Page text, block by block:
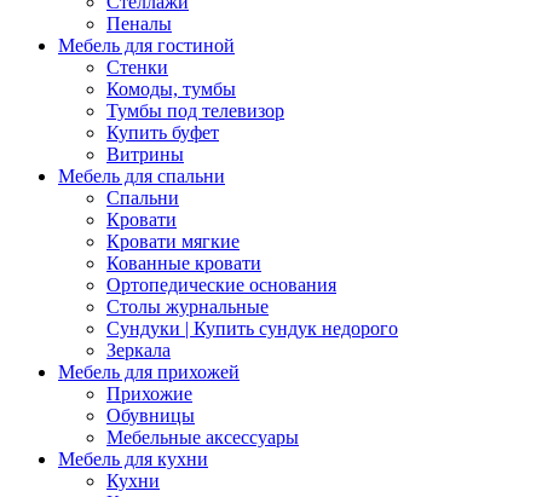
Пеналы
Мебель для гостиной
Стенки
Комоды, тумбы
Тумбы под телевизор
Купить буфет
Витрины
Мебель для спальни
Спальни
Кровати
Кровати мягкие
Кованные кровати
Ортопедические основания
Столы журнальные
Сундуки | Купить сундук недорого
Зеркала
Мебель для прихожей
Прихожие
Обувницы
Мебельные аксессуары
Мебель для кухни
Кухни